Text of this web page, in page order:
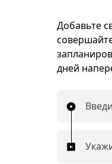
Добавьте
дней